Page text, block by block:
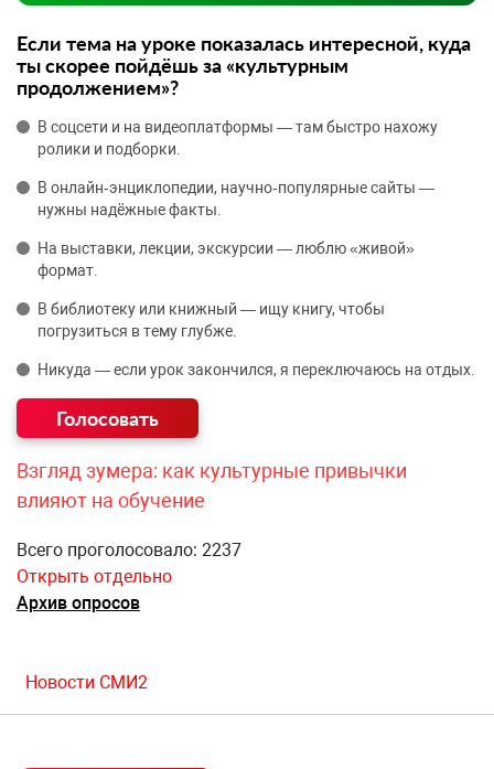
Если тема на уроке показалась интересной, куда
ты скорее пойдёшь за «культурным
продолжением»?
В соцсети и на видеоплатформы — там быстро нахожу
ролики и подборки.
В онлайн‑энциклопедии, научно‑популярные сайты —
нужны надёжные факты.
На выставки, лекции, экскурсии — люблю «живой»
формат.
В библиотеку или книжный — ищу книгу, чтобы
погрузиться в тему глубже.
Никуда — если урок закончился, я переключаюсь на отдых.
Взгляд зумера: как культурные привычки
влияют на обучение
Всего проголосовало: 2237
Открыть отдельно
Архив опросов
Новости СМИ2